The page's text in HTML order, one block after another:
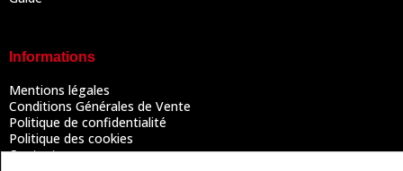
Informations
Mentions légales
Conditions Générales de Vente
Politique de confidentialité
Politique des cookies
Contactez-nous